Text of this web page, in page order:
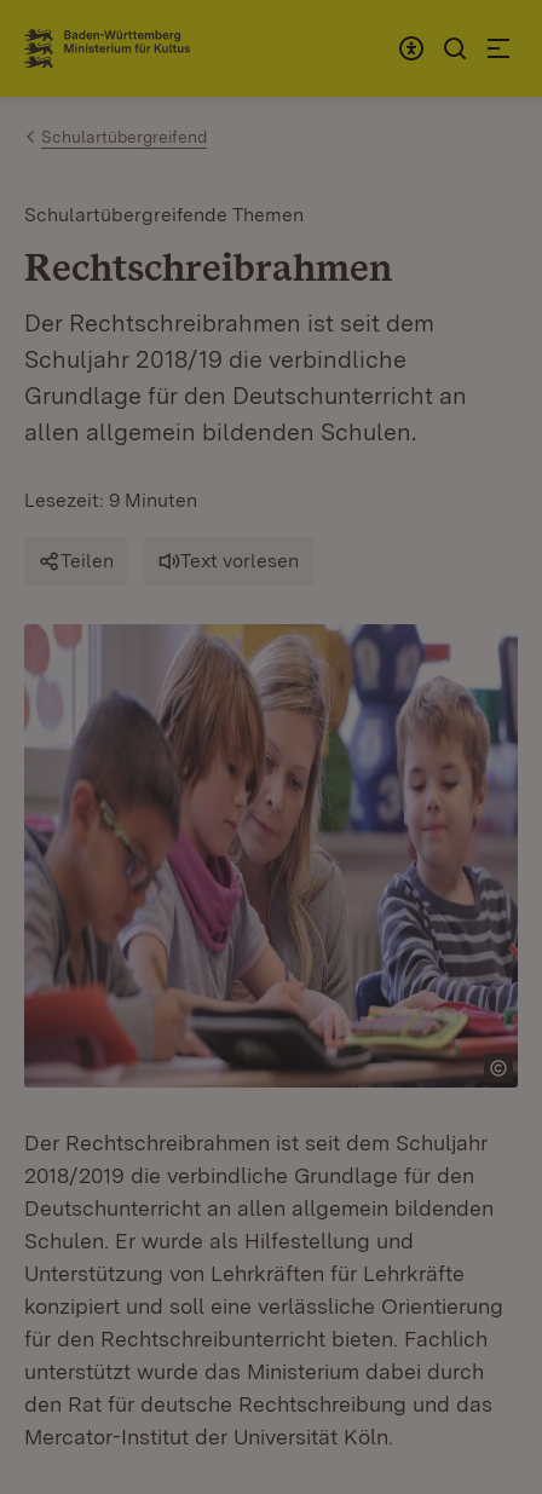
Zum Inhalt springen
Link zur Startseite
Schulartübergreifend
Schulartübergreifende Themen
Rechtschreibrahmen
Der Rechtschreibrahmen ist seit dem
Schuljahr 2018/19 die verbindliche
Grundlage für den Deutschunterricht an
allen allgemein bildenden Schulen.
Lesezeit: 9 Minuten
Teilen Text vorlesen
Der Rechtschreibrahmen ist seit dem Schuljahr
2018/2019 die verbindliche Grundlage für den
Deutschunterricht an allen allgemein bildenden
Schulen. Er wurde als Hilfestellung und
Unterstützung von Lehrkräften für Lehrkräfte
konzipiert und soll eine verlässliche Orientierung
für den Rechtschreibunterricht bieten. Fachlich
unterstützt wurde das Ministerium dabei durch
den Rat für deutsche Rechtschreibung und das
Mercator-Institut der Universität Köln.